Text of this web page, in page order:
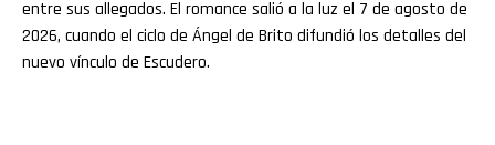
entre sus allegados. El romance salió a la luz el 7 de agosto de
2026, cuando el ciclo de Ángel de Brito difundió los detalles del
nuevo vínculo de Escudero.